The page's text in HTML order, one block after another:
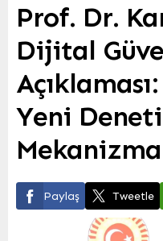
Prof. Dr.
Dijital
Yeni
Paylaş Tweetle